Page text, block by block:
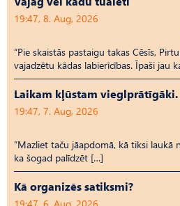
19:47, 8. Aug, 2026
“Pie skaistās pastaigu takas Cēsīs,
vajadzētu kādas labierīcības. Īpaši jau
Laikam kļūstam
19:47, 7. Aug, 2026
“Mazliet taču jāapdomā, kā tiksi laukā
ka šogad palīdzēt […]
Kā organizēs satiksmi?